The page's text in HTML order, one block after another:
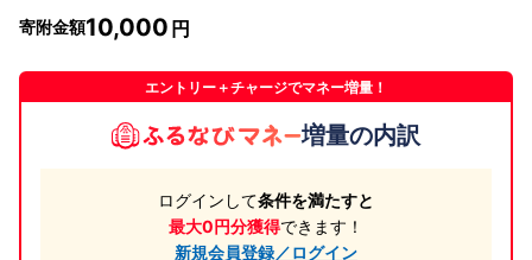
寄附金額10,000
エントリー＋チャージでマネー増量！
増量の内訳
ログインして条件を満たすと
最大0円分獲得できます！
新規会員登録／ログイン